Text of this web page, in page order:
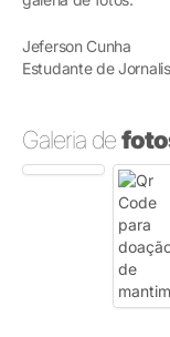
Jeferson Cunha
Estudante de
Galeria de